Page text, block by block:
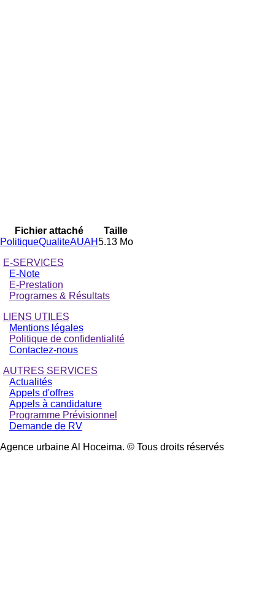
Fichier attaché
Taille
PolitiqueQualiteAUAH5.13 Mo
E-SERVICES
E-Note
E-Prestation
Programes & Résultats
LIENS UTILES
Mentions légales
Politique de confidentialité
Contactez-nous
AUTRES SERVICES
Actualités
Appels d'offres
Appels à candidature
Programme Prévisionnel
Demande de RV
Agence urbaine Al Hoceima. © Tous droits réservés